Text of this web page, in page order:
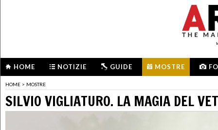
HOME NOTIZIE GUIDE MOSTRE
HOME > MOSTRE
SILVIO VIGLIATURO. LA MAGIA DEL